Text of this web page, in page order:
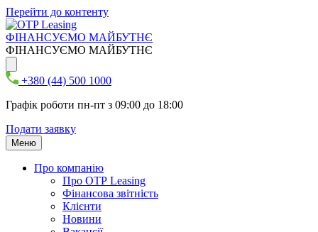
Перейти до контенту
ФІНАНСУЄМО МАЙБУТНЄ
ФІНАНСУЄМО МАЙБУТНЄ
+380 (44) 500 1000
Графік роботи пн-пт з 09:00 до 18:00
Подати заявку
Меню
Про компанію
Про ОТР Leasing
Фінансова звітність
Клієнти
Новини